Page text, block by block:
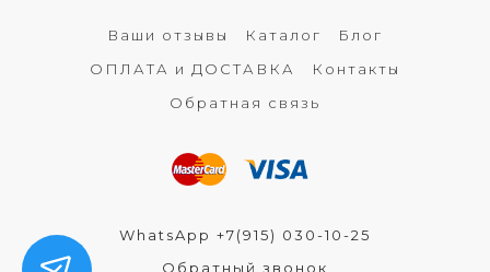
Ваши отзывы Каталог
Блог
ОПЛАТА и ДОСТАВКА
Контакты
Обратная связь
WhatsApp +7(915) 030-10-25
Обратный звонок